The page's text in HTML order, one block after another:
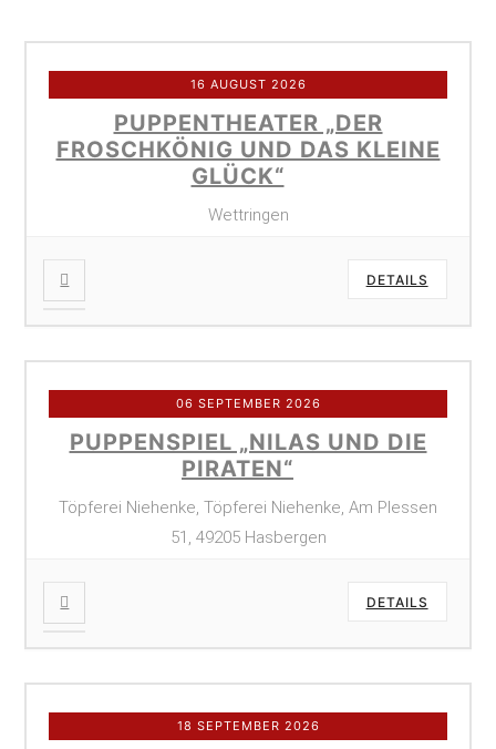
16 AUGUST 2026
PUPPENTHEATER „DER
FROSCHKÖNIG UND DAS KLEINE
GLÜCK“
Wettringen
DETAILS
06 SEPTEMBER 2026
PUPPENSPIEL „NILAS UND DIE
PIRATEN“
Töpferei Niehenke, Töpferei Niehenke, Am Plessen
51, 49205 Hasbergen
DETAILS
18 SEPTEMBER 2026